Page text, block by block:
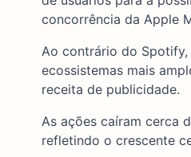
concorrência da Apple
Ao contrário do Spotify,
ecossistemas mais
receita de publicidade.
As ações caíram cerca
refletindo o crescente